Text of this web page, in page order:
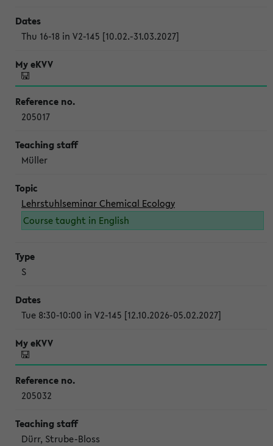
Thu 16-18 in V2-145 [10.02.-31.03.2027]
205017
Müller
Lehrstuhlseminar Chemical Ecology
Course taught in English
S
Tue 8:30-10:00 in V2-145 [12.10.2026-05.02.2027]
205032
Dürr, Strube-Bloss